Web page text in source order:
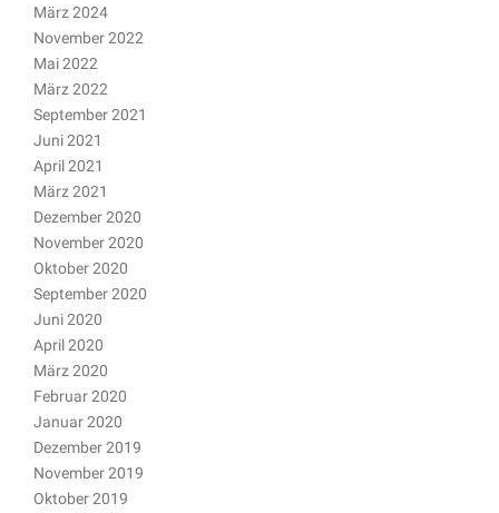
März 2024
November 2022
Mai 2022
März 2022
September 2021
Juni 2021
April 2021
März 2021
Dezember 2020
November 2020
Oktober 2020
September 2020
Juni 2020
April 2020
März 2020
Februar 2020
Januar 2020
Dezember 2019
November 2019
Oktober 2019